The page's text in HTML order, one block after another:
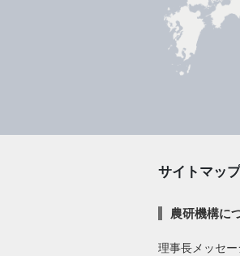
サイトマップ
農研機構に
理事長メッセー